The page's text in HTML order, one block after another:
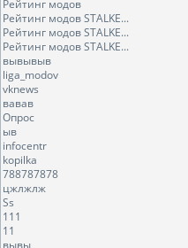
Рейтинг модов
Рейтинг модов STALKE...
Рейтинг модов STALKE...
Рейтинг модов STALKE...
вывывыв
liga_modov
vknews
вавав
Опрос
ыв
infocentr
kopilka
788787878
цжлжлж
Ss
111
11
вывы